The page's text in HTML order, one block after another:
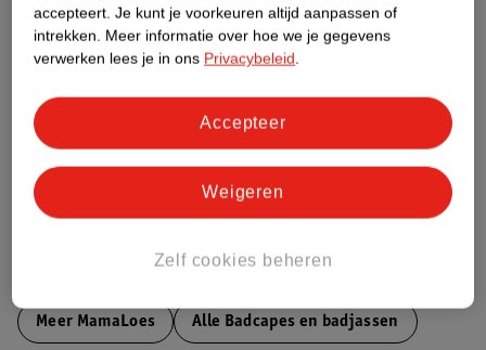
Nature Impact Score
Dit product heeft (nog) geen Nature
Bestel & Bezorginformatie
Meer MamaLoes Alle Badcapes en badjassen
accepteert. Je kunt je voorkeuren altijd aanpassen of
intrekken. Meer informatie over hoe we je gegevens
verwerken lees je in ons Privacybeleid.
Zelf cookies beheren
Weigeren
Accepteer